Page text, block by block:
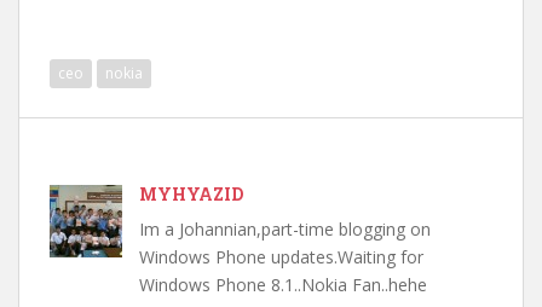
ceo nokia
MYHYAZID
Im a Johannian,part-time blogging on
Windows Phone updates.Waiting for
Windows Phone 8.1..Nokia Fan..hehe